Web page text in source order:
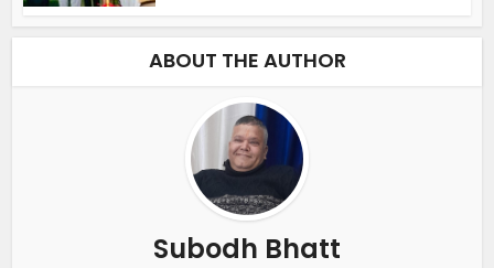
ABOUT THE AUTHOR
Subodh Bhatt